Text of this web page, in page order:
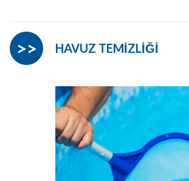
HAVUZ TEMİZLİĞİ
>>